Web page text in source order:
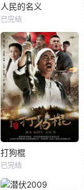
人民的名义
已完结
打狗棍
已完结